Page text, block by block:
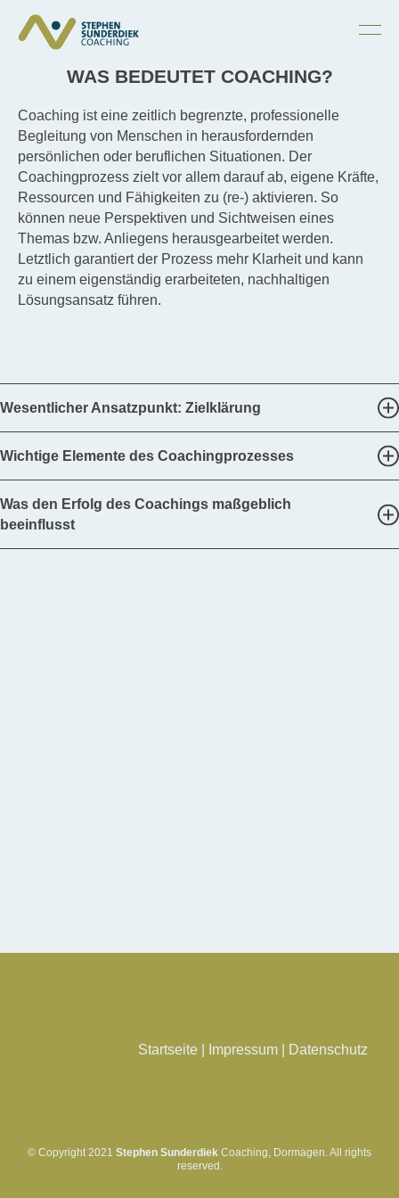
WAS BEDEUTET COACHING?
Coaching ist eine zeitlich begrenzte, professionelle
Begleitung von Menschen in herausfordernden
persönlichen oder beruflichen Situationen. Der
Coachingprozess zielt vor allem darauf ab, eigene Kräfte,
Ressourcen und Fähigkeiten zu (re-) aktivieren. So
können neue Perspektiven und Sichtweisen eines
Themas bzw. Anliegens herausgearbeitet werden.
Letztlich garantiert der Prozess mehr Klarheit und kann
zu einem eigenständig erarbeiteten, nachhaltigen
Lösungsansatz führen.
Wesentlicher Ansatzpunkt: Zielklärung
Wichtige Elemente des Coachingprozesses
Was den Erfolg des Coachings maßgeblich
beeinflusst
kontakt@sunderdiek-coaching.de
Startseite Impressum Datenschutz
© Copyright 2021 Stephen Sunderdiek Coaching, Dormagen. All rights
reserved.